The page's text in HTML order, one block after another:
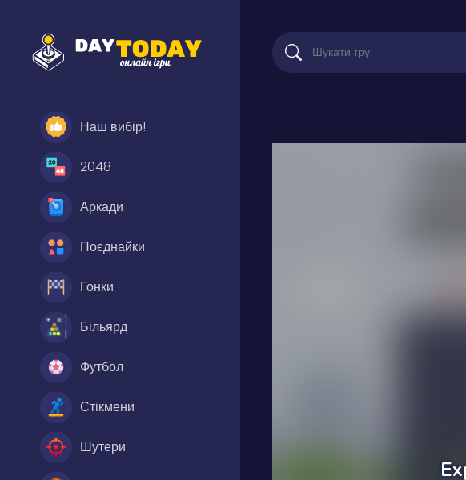
Наш вибір!
2048
Аркади
Поєднайки
Гонки
Більярд
Футбол
Стікмени
Шутери